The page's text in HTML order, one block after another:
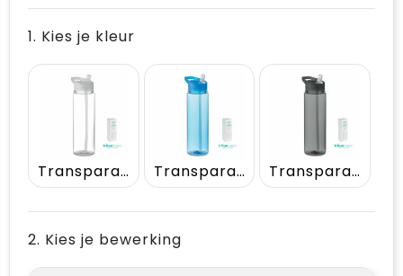
1. Kies je kleur
Transparant Transparant Blauw Transparant Grijs
2. Kies je bewerking